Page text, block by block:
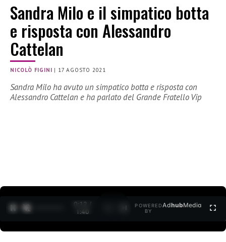
Sandra Milo e il simpatico botta
e risposta con Alessandro
Cattelan
NICOLÒ FIGINI | 17 AGOSTO 2021
Sandra Milo ha avuto un simpatico botta e risposta con
Alessandro Cattelan e ha parlato del Grande Fratello Vip
0:12 /
1:40
POWERED
BY
AdhubMedia